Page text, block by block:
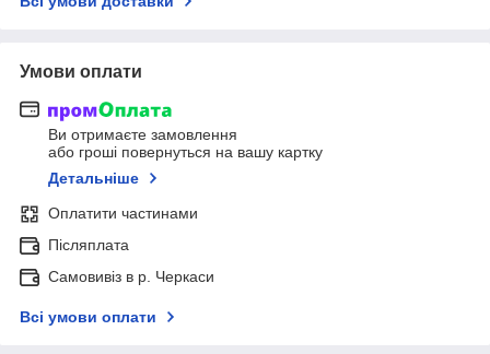
Умови оплати
Ви отримаєте замовлення
або гроші повернуться на вашу картку
Детальніше
Оплатити частинами
Післяплата
Самовивіз в р. Черкаси
Всі умови оплати